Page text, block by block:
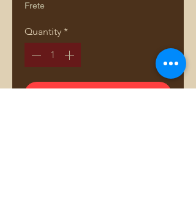
Frete
Quantity *